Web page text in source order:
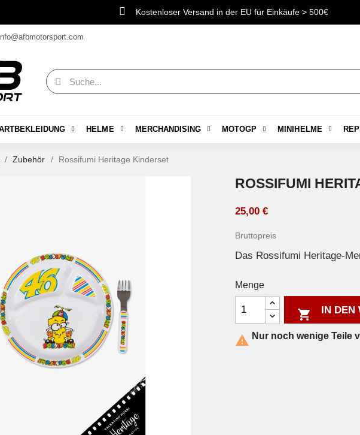
Kostenloser Versand in der EU für Einkäufe > 500€
HELME MERCHANDISING MOTOGP MINIHELME
Zubehör Rossifumi Heritage Kinderset
ROSSIFUMI
25,00 €
Bruttopreis
Das Rossifumi Heritage-
Menge
 IN
 Nur noch wenige Teile